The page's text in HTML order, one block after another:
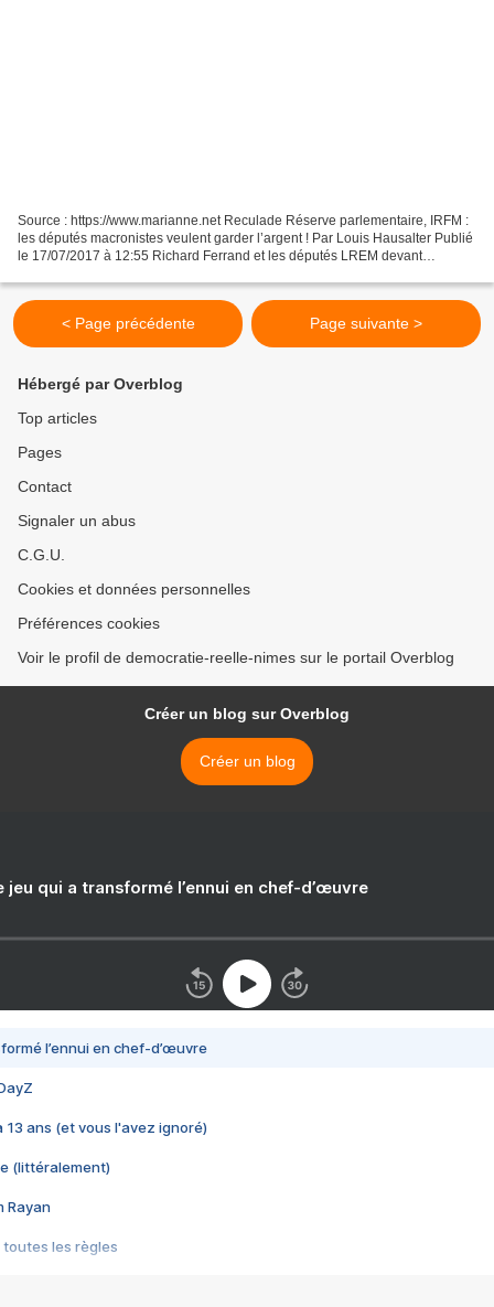
Source : https://www.marianne.net Reculade Réserve parlementaire, IRFM :
les députés macronistes veulent garder l’argent ! Par Louis Hausalter Publié
le 17/07/2017 à 12:55 Richard Ferrand et les députés LREM devant
< Page précédente Page suivante >
Hébergé par Overblog
Top articles
Pages
Contact
Signaler un abus
C.G.U.
Cookies et données personnelles
Préférences cookies
Voir le profil de democratie-reelle-nimes sur le portail Overblog
Créer un blog sur Overblog
Créer un blog
jeu qui a transformé l’ennui en chef-d’œuvre
l’ennui en chef-d’œuvre
13 ans (et vous l'avez ignoré)
(littéralement)
Rayan
toutes les règles